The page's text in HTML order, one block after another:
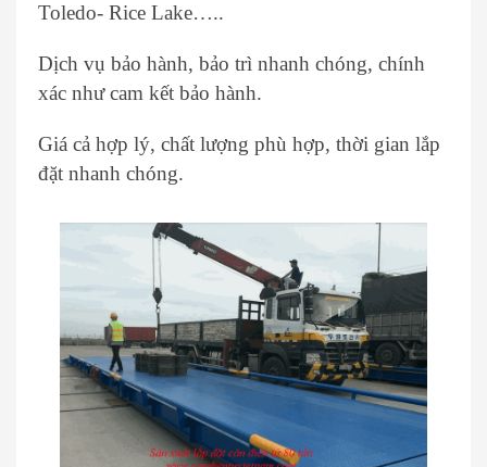
Toledo- Rice Lake…..
Dịch vụ bảo hành, bảo trì nhanh chóng, chính
xác như cam kết bảo hành.
Giá cả hợp lý, chất lượng phù hợp, thời gian lắp
đặt nhanh chóng.